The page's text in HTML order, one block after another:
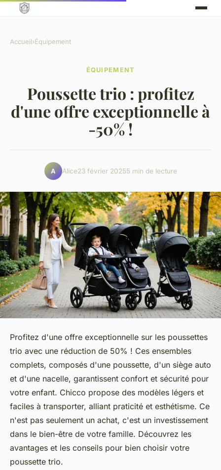
Accueil›Équipement
ÉQUIPEMENT
Poussette trio : profitez
d'une offre exceptionnelle à
-50% !
A Alice23 février 20255 min de lecture
Profitez d'une offre exceptionnelle sur les poussettes
trio avec une réduction de 50% ! Ces ensembles
complets, composés d'une poussette, d'un siège auto
et d'une nacelle, garantissent confort et sécurité pour
votre enfant. Chicco propose des modèles légers et
faciles à transporter, alliant praticité et esthétisme. Ce
n'est pas seulement un achat, c'est un investissement
dans le bien-être de votre famille. Découvrez les
avantages et les conseils pour bien choisir votre
poussette trio.